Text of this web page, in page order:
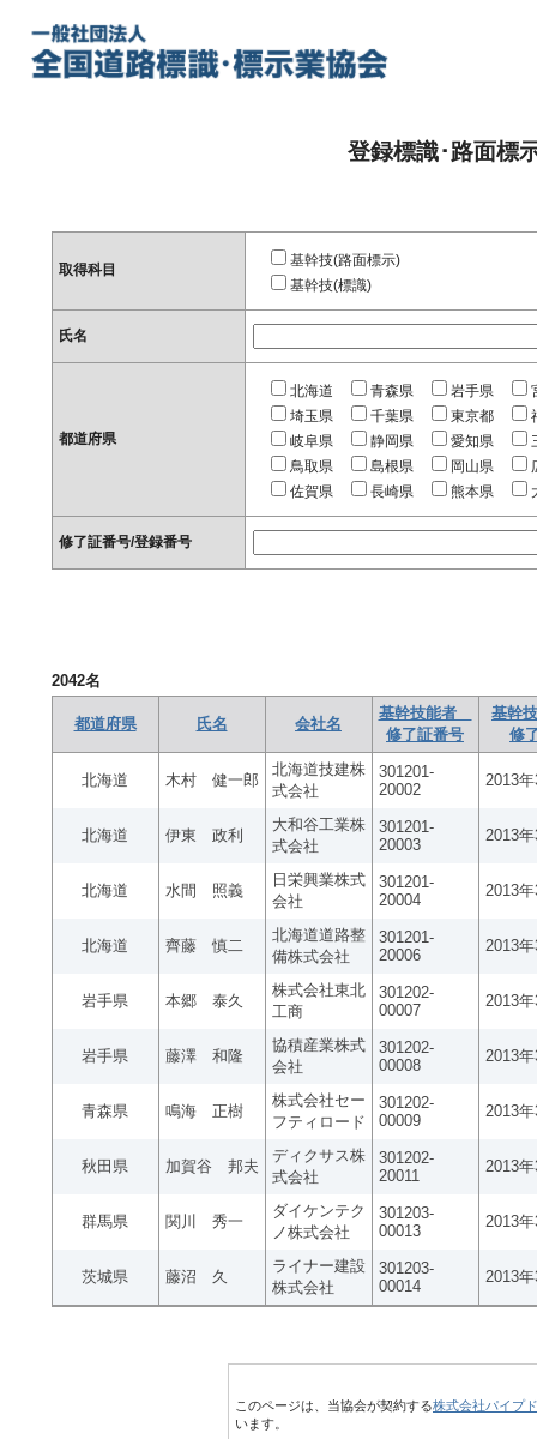
登録標識･路面標
取得科目
基幹技(路面標示)
基幹技(標識)
氏名
都道府県
北海道 青森県 岩手県
埼玉県
千葉県 東京都
岐阜県
静岡県 愛知県
鳥取県
島根県 岡山県
佐賀県
長崎県 熊本県
修了証番号/登録番号
2042名
都道府県 氏名 会社名
基幹技能者
修了証番号
基幹
修
北海道 木村 健一郎
北海道技建株
式会社
301201-
20002
2013
北海道 伊東 政利
大和谷工業株
式会社
301201-
20003
2013
北海道 水間 照義
日栄興業株式
会社
301201-
20004
2013
北海道 齊藤 慎二
北海道道路整
備株式会社
301201-
20006
2013
岩手県 本郷 泰久
株式会社東北
工商
301202-
00007
2013
岩手県 藤澤 和隆
協積産業株式
会社
301202-
00008
2013
青森県 鳴海 正樹
株式会社セー
フティロード
301202-
00009
2013
秋田県 加賀谷 邦夫
ディクサス株
式会社
301202-
20011
2013
群馬県 関川 秀一
ダイケンテク
ノ株式会社
301203-
00013
2013
茨城県 藤沼 久
ライナー建設
株式会社
301203-
00014
2013
このページは、当協会が契約する株式会社パイプ
います。